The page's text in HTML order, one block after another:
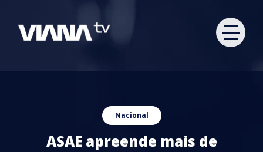
Nacional
ASAE apreende mais de